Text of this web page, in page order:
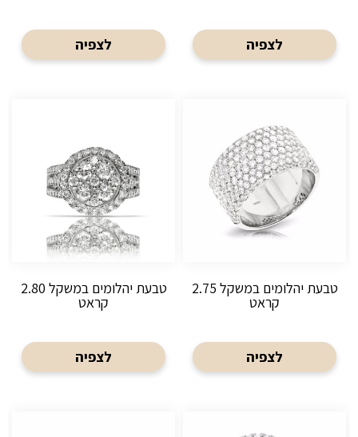
לצפיה לצפיה
טבעת יהלומים במשקל 2.75
קראט
לצפיה
טבעת יהלומים במשקל 2.80
קראט
לצפיה